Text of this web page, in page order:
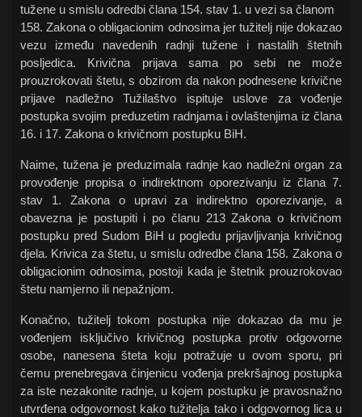
tužene u smislu odredbi člana 154. stav 1. u vezi sa članom
158. Zakona o obligacionim odnosima jer tužitelj nije dokazao
vezu između navedenih radnji tužene i nastalih štetnih
posljedica. Krivična prijava sama po sebi ne može
prouzrokovati štetu, s obzirom da nakon podnesene krivične
prijave nadležno Tužilaštvo ispituje uslove za vođenje
postupka svojim preduzetim radnjama i ovlaštenjima iz člana
16. i 17. Zakona o krivičnom postupku BiH.
Naime, tužena je preduzimala radnje kao nadležni organ za
provođenje propisa o indirektnom oporezivanju iz člana 7.
stav 1. Zakona o upravi za indirektno oporezivanje, a
obavezna je postupiti i po članu 213 Zakona o krivičnom
postupku pred Sudom BiH u pogledu prijavljivanja krivičnog
djela. Krivica za štetu, u smislu odredbe člana 158. Zakona o
obligacionim odnosima, postoji kada je štetnik prouzrokovao
štetu namjerno ili nepažnjom.
Konačno, tužitelj tokom postupka nije dokazao da mu je
vođenjem isključivo krivičnog postupka protiv odgovorne
osobe, nanesena šteta koju potražuje u ovom sporu, pri
čemu prenebregava činjenicu vođenja prekršajnog postupka
za iste nezakonite radnje, u kojem postupku je pravosnažno
utvrđena odgovornost kako tužitelja tako i odgovornog lica u